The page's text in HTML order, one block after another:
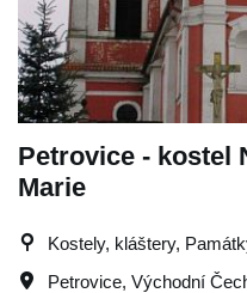
Petrovice - kostel
Marie
Kostely, kláštery,
Petrovice, Východní